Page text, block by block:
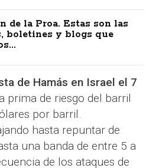
de la Proa. Estas son las
boletines y blogs que
de Hamás en Israel el 7
prima de riesgo del barril
por barril.
hasta repuntar de
una banda de entre 5 a
de los ataques de